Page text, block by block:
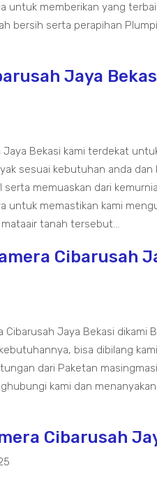
untuk memberikan yang
bersih serta perapihan
Jaya
Bekasi kami terdekat
sesuai kebutuhan anda dan
serta memuaskan dari
untuk memastikan kami
tanah tersebut...
Cibarusah
Cibarusah Jaya Bekasi dikami
bisa dibilang
dari Paketan
kami dan
Cibarusah